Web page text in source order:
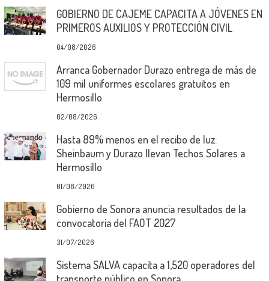
GOBIERNO DE CAJEME CAPACITA A JÓVENES EN
PRIMEROS AUXILIOS Y PROTECCIÓN CIVIL
04/08/2026
Arranca Gobernador Durazo entrega de más de
109 mil uniformes escolares gratuitos en
Hermosillo
02/08/2026
Hasta 89% menos en el recibo de luz:
Sheinbaum y Durazo llevan Techos Solares a
Hermosillo
01/08/2026
Gobierno de Sonora anuncia resultados de la
convocatoria del FAOT 2027
31/07/2026
Sistema SALVA capacita a 1,520 operadores del